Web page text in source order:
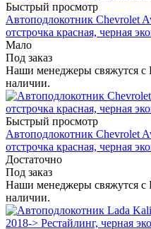
Быстрый просмотр
Автоподлокотник Chevrolet
отстрочка красная, черная
Мало
Под заказ
Наши менеджеры свяжутся с
наличии.
Быстрый просмотр
Автоподлокотник Chevrolet
отстрочка красная, черная
Достаточно
Под заказ
Наши менеджеры свяжутся с
наличии.